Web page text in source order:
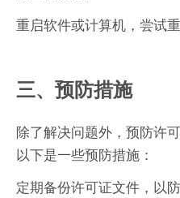
重启软件或计算机，尝试
三、预防措施
除了解决问题外，预防许
以下是一些预防措施：
定期备份许可证文件，以防